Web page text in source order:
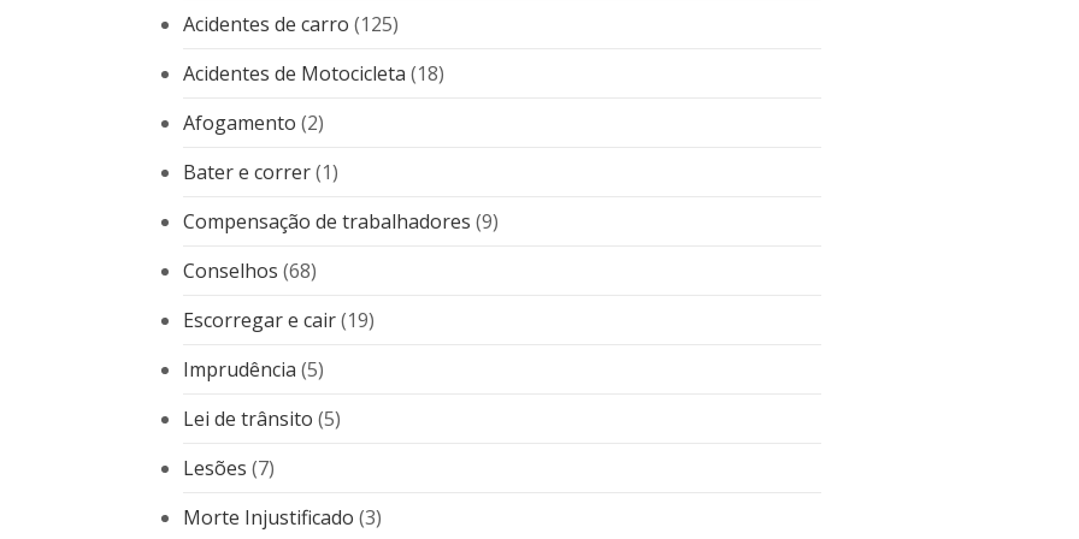
Acidentes de carro (125)
Acidentes de Motocicleta (18)
Afogamento (2)
Bater e correr(1)
Compensação de trabalhadores (9)
Conselhos (68)
Escorregar e cair(19)
Imprudência (5)
Lei de trânsito (5)
Lesões (7)
Morte Injustificado (3)